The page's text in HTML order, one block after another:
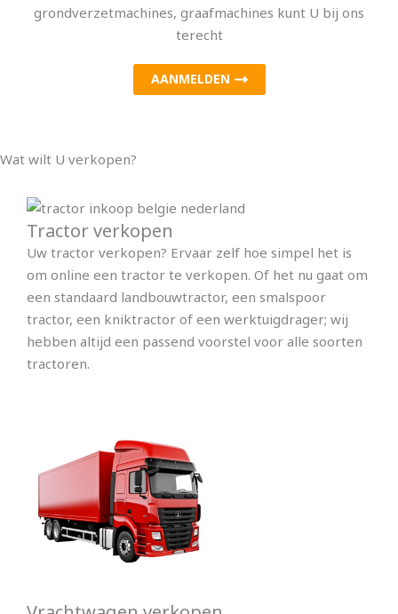
grondverzetmachines, graafmachines kunt U bij ons
terecht
AANMELDEN
Wat wilt U verkopen?
Tractor verkopen
Uw tractor verkopen? Ervaar zelf hoe simpel het is
om online een tractor te verkopen. Of het nu gaat om
een standaard landbouwtractor, een smalspoor
tractor, een kniktractor of een werktuigdrager; wij
hebben altijd een passend voorstel voor alle soorten
tractoren.